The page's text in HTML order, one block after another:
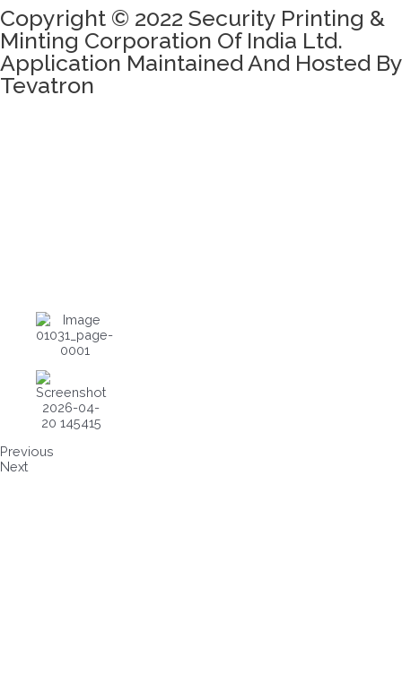
Copyright © 2022 Security Printing &
Minting Corporation Of India Ltd.
Application Maintained And Hosted By
Tevatron
Previous
Next